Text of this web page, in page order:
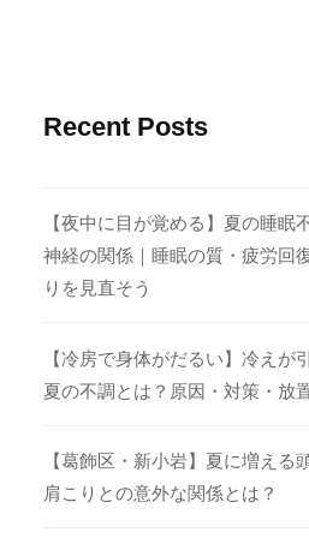
Recent Posts
【夜中に目が覚める】夏の睡眠
神経の関係｜睡眠の質・疲労回
りを見直そう
【冷房で身体がだるい】冷えが
夏の不調とは？原因・対策・放
【葛飾区・新小岩】夏に増え
肩こりとの意外な関係とは？